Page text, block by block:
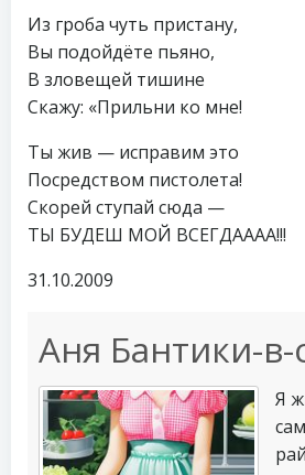
Из гроба чуть пристану,
Вы подойдёте пьяно,
В зловещей тишине
Скажу: «Прильни ко мне!
Ты жив — исправим это
Посредством пистолета!
Скорей ступай сюда —
ТЫ БУДЕШ МОЙ ВСЕГДАААА!!!
31.10.2009
Аня Бантики-в-
Я